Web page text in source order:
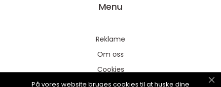
Menu
Reklame
Om oss
Cookies
Kontakt Oss
På vores website bruges cookies til at huske dine